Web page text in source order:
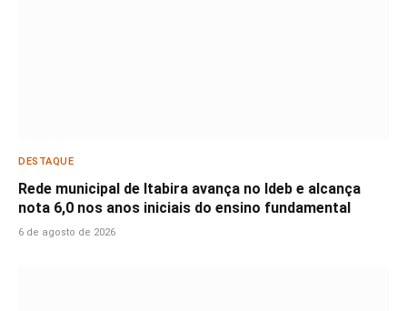
DESTAQUE
Rede municipal de Itabira avança no Ideb e alcança
nota 6,0 nos anos iniciais do ensino fundamental
6 de agosto de 2026